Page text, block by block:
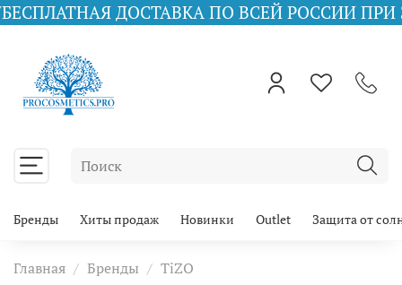
ДОСТАВКА ПО ВСЕЙ РОССИИ ПРИ ЗАКАЗЕ ОТ
Бренды Хиты продаж Новинки Outlet Защита от
Главная Бренды TiZO